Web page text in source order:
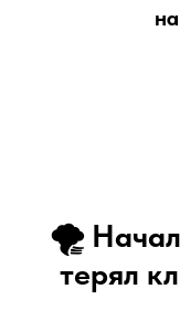
🌪
терял